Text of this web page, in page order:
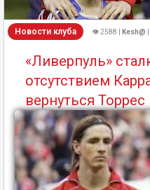
Новости клуба 👁 2588 | Kesh@
«Ливерпуль»
отсутствием
вернуться Торрес